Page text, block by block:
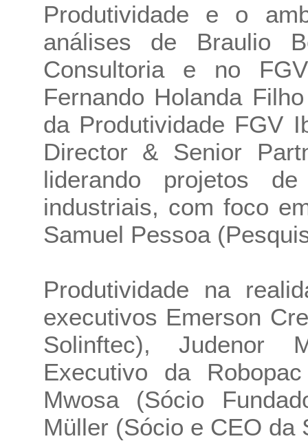
Produtividade e o
análises de Braulio
Consultoria e no
Fernando Holanda
da Produtividade FGV
Director & Senior
liderando projetos
industriais, com foco
Samuel Pessoa
Produtividade na
executivos Emerson
Solinftec), Judenor
Executivo da
Mwosa (Sócio
Müller (Sócio e CEO da